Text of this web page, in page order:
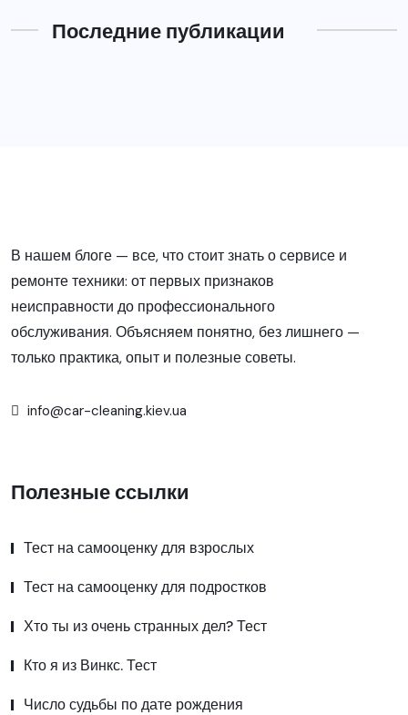
Последние публикации
В нашем блоге — все, что стоит знать о сервисе и
ремонте техники: от первых признаков
неисправности до профессионального
обслуживания. Объясняем понятно, без лишнего —
только практика, опыт и полезные советы.
info@car-cleaning.kiev.ua
Полезные ссылки
Тест на самооценку для взрослых
Тест на самооценку для подростков
Хто ты из очень странных дел? Тест
Кто я из Винкс. Тест
Число судьбы по дате рождения